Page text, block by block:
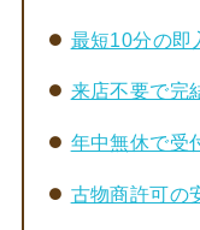
最短10分の即
来店不要で完
年中無休で受
古物商許可の